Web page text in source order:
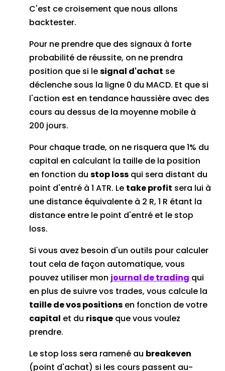
C'est ce croisement que nous allons
backtester.
Pour ne prendre que des signaux à forte
probabilité de réussite, on ne prendra
position que si lesignal d'achat se
déclenche sous la ligne 0 du MACD. Et que si
l'action est en tendance haussière avec des
cours au dessus de la moyenne mobile à
200 jours.
Pour chaque trade, on ne risquera que 1% du
capital en calculant la taille de la position
en fonction du stop lossqui sera distant du
point d'entré à 1 ATR. Le take profit sera lui à
une distance équivalente à 2 R, 1 R étant la
distance entre le point d'entré et le stop
loss.
Si vous avez besoin d'un outils pour calculer
tout cela de façon automatique, vous
pouvez utiliser mon journal de trading qui
en plus de suivre vos trades, vous calcule la
taille de vos positionsen fonction de votre
capital et du risqueque vous voulez
prendre.
Le stop loss sera ramené au breakeven
(point d'achat) si les cours passent au-